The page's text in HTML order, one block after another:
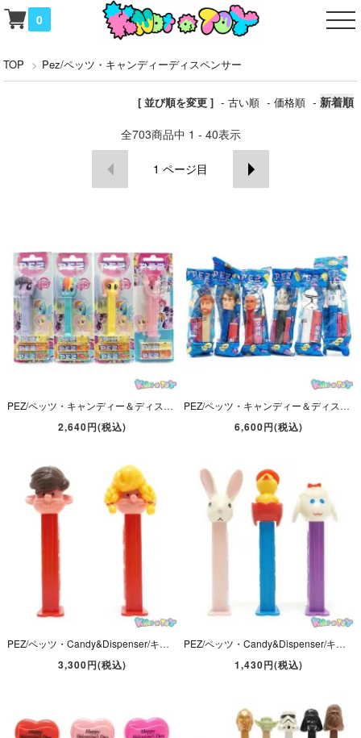
0
TOP > Pez/ペッツ・キャンディーディスペンサー
[ 並び順を変更 ] - 古い順 - 価格順 - 新着順
全703商品中 1 - 40表示
1 ページ目
PEZ/ペッツ・キャンディー＆ディスペンサー・My Little Pony/マイリトルポニー(G4) 「トワイライトスパークル・レインボーダッシュ・フラッターシャイ・ピンキーパイ」 未開封4本セット
2,640円(税込)
PEZ/ペッツ・キャンディー＆ディスペンサー・STAR WARS/スターウォーズ 「オビ＝ワンケノービ・アナキン・アソーカ・グリーヴァス将軍・クローントルーパー・R2-D2」 未開封6本セット
6,600円(税込)
PEZ/ペッツ・Candy&Dispenser/キャンディー＆ディスペンサー 「PEZ BOY and PEZ GIRL Set/ペッツボーイ＆ペッツガールセット」 1枚板
3,300円(税込)
PEZ/ペッツ・Candy&Dispenser/キャンディー＆ディスペンサー・Easter/イースター 「バニー(ロングイヤー)・チックインエッグ(ヒヨコ)・ラム(羊/ヒツジ/黒目無し)」 3本セット
1,430円(税込)